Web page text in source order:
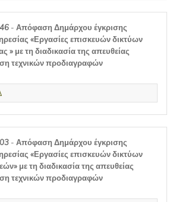
- Απόφαση Δημάρχου έγκρισης
«Εργασίες επισκευών δικτύων
» με τη διαδικασία της απευθείας
τεχνικών προδιαγραφών
- Απόφαση Δημάρχου έγκρισης
«Εργασίες επισκευών δικτύων
με τη διαδικασία της απευθείας
τεχνικών προδιαγραφών